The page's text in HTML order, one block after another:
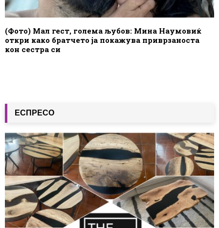
(Фото) Мал гест, голема љубов: Мина Наумовиќ
откри како братчето ја покажува приврзаноста
кон сестра си
ЕСПРЕСО